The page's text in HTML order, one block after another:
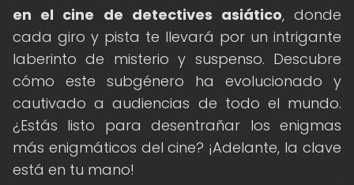
en el cine de detectives asiático, donde
cada giro y pista te llevará por un intrigante
laberinto de misterio y suspenso. Descubre
cómo este subgénero ha evolucionado y
cautivado a audiencias de todo el mundo.
¿Estás listo para desentrañar los enigmas
más enigmáticos del cine? ¡Adelante, la clave
está en tu mano!